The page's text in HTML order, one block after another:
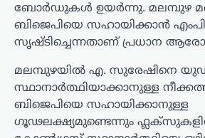
ബോർഡുകൾ ഉയർന്നു. മലമ്പുഴ
ബിജെപിയെ സഹായിക്കാൻ
സൃഷ്ടിച്ചെന്നതാണ് പ്രധാന
മലമ്പുഴയിൽ എ. സുരേഷിനെ
സ്ഥാനാർത്ഥിയാക്കാനുള്ള
ബിജെപിയെ സഹായിക്കാനുള്ള
ഗൂഢലക്ഷ്യമുണ്ടെന്നും